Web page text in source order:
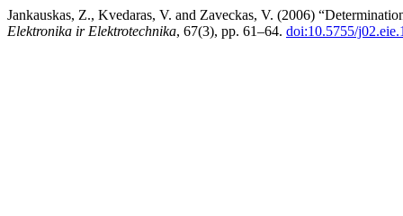
Jankauskas, Z., Kvedaras, V. and Zaveckas, V. (2006)
Elektronika ir Elektrotechnika, 67(3), pp. 61–64. doi:10.5755/